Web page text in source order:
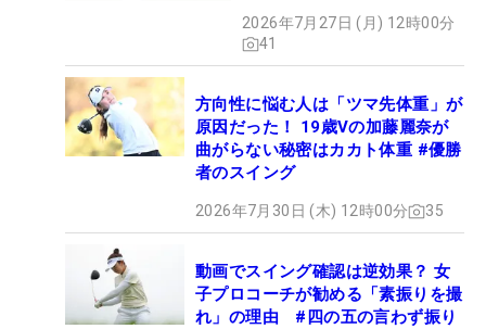
2026年7月27日 (月) 12時00分
41
方向性に悩む人は「ツマ先体重」が
原因だった！ 19歳Vの加藤麗奈が
曲がらない秘密はカカト体重 #優勝
者のスイング
2026年7月30日 (木) 12時00分 35
動画でスイング確認は逆効果？ 女
子プロコーチが勧める「素振りを撮
れ」の理由 #四の五の言わず振り